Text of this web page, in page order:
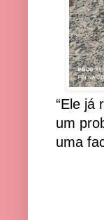
“Ele já
um
uma